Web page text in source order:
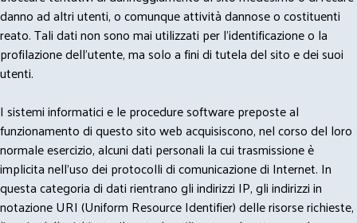
danno ad altri utenti, o comunque attività dannose o costituenti
reato. Tali dati non sono mai utilizzati per l'identificazione o la
profilazione dell'utente, ma solo a fini di tutela del sito e dei suoi
utenti.
I sistemi informatici e le procedure software preposte al
funzionamento di questo sito web acquisiscono, nel corso del loro
normale esercizio, alcuni dati personali la cui trasmissione è
implicita nell'uso dei protocolli di comunicazione di Internet. In
questa categoria di dati rientrano gli indirizzi IP, gli indirizzi in
notazione URI (Uniform Resource Identifier) delle risorse richieste,